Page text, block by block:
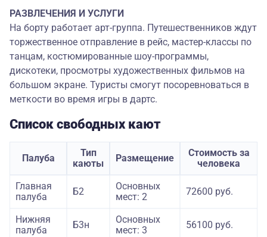
РАЗВЛЕЧЕНИЯ И УСЛУГИ
На борту работает арт-группа. Путешественников ждут
торжественное отправление в рейс, мастер-классы по
танцам, костюмированные шоу-программы,
дискотеки, просмотры художественных фильмов на
большом экране. Туристы смогут посоревноваться в
меткости во время игры в дартс.
Список свободных кают
Палуба
Тип
каюты
Размещение
Стоимость за
человека
Главная
палуба
Б2
Основных
мест: 2
72600 руб.
Нижняя
палуба
Б3н
Основных
мест: 3
56100 руб.